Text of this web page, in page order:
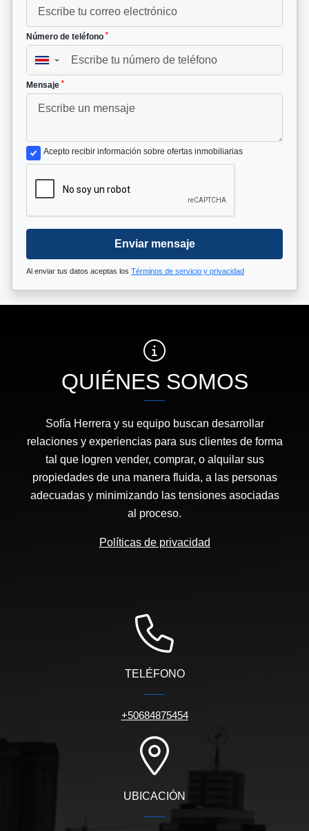
Número de teléfono *
▼
Mensaje *
Acepto recibir información sobre ofertas inmobiliarias
Enviar mensaje
Al enviar tus datos aceptas los Términos de servicio y privacidad
QUIÉNES SOMOS
Sofía Herrera y su equipo buscan desarrollar
relaciones y experiencias para sus clientes de forma
tal que logren vender, comprar, o alquilar sus
propiedades de una manera fluida, a las personas
adecuadas y minimizando las tensiones asociadas
al proceso.
Políticas de privacidad
TELÉFONO
+50684875454
UBICACIÓN